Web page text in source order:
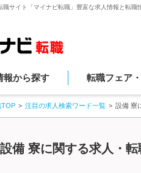
職サイト「マイナビ転職」豊富な求人情報と転職
報から探す 転職フェア
TOP 注目の求人検索ワード一覧 設備 寮
設備 寮に関する求人・